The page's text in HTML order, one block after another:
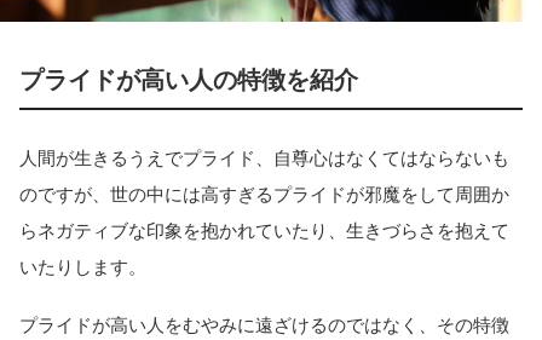
プライドが高い人の特徴を紹介
人間が生きるうえでプライド、自尊心はなくてはならないも
のですが、世の中には高すぎるプライドが邪魔をして周囲か
らネガティブな印象を抱かれていたり、生きづらさを抱えて
いたりします。
プライドが高い人をむやみに遠ざけるのではなく、その特徴